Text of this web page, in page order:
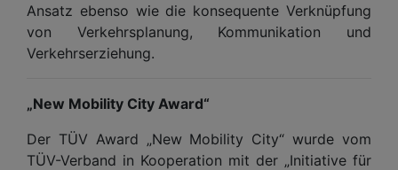
Ansatz ebenso wie die konsequente Verknüpfung
von Verkehrsplanung, Kommunikation und
Verkehrserziehung.
„New Mobility City Award“
Der TÜV Award „New Mobility City“ wurde vom
TÜV-Verband in Kooperation mit der „Initiative für